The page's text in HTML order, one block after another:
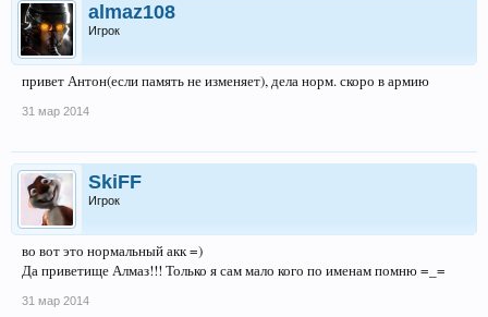
almaz108
Игрок
привет Антон(если память не изменяет), дела норм. скоро в армию
31 мар 2014
SkiFF
Игрок
во вот это нормальный акк =)
Да приветище Алмаз!!! Только я сам мало кого по именам помню =_=
31 мар 2014